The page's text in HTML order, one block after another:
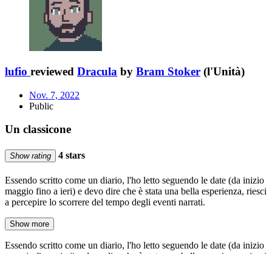
lufio reviewed Dracula by Bram Stoker (l'Unità)
Nov. 7, 2022
Public
Un classicone
Show rating 4 stars
Essendo scritto come un diario, l'ho letto seguendo le date (da inizio
maggio fino a ieri) e devo dire che è stata una bella esperienza, riesci
a percepire lo scorrere del tempo degli eventi narrati.
Show more
Essendo scritto come un diario, l'ho letto seguendo le date (da inizio